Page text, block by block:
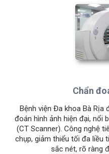
Chẩn
Bệnh viện Đa khoa Bà
đoán hình ảnh hiện đại, nổi
(CT Scanner). Công nghệ
chụp, giảm thiểu tối đa liều
sắc nét, rõ ràng